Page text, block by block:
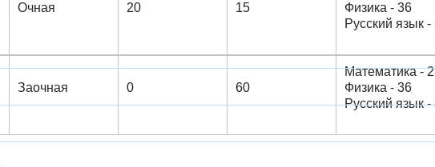
Очная 20 15
Физика - 36
Русский язык -
Заочная 0 60
Математика -
Физика - 36
Русский язык -